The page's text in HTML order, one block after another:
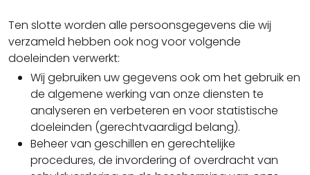
Ten slotte worden alle persoonsgegevens die wij
verzameld hebben ook nog voor volgende
doeleinden verwerkt:
Wij gebruiken uw gegevens ook om het gebruik en
de algemene werking van onze diensten te
analyseren en verbeteren en voor statistische
doeleinden (gerechtvaardigd belang).
Beheer van geschillen en gerechtelijke
procedures, de invordering of overdracht van